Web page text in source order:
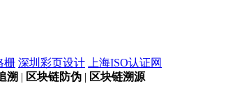
栅 深圳彩页设计
上海ISO认证网
溯 | 区块链防伪| 区块链溯源